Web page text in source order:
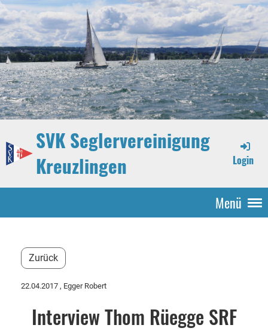
SVK Seglervereinigung
Kreuzlingen
Login
Menü
Zurück
22.04.2017 , Egger Robert
Interview Thom Rüegge SRF